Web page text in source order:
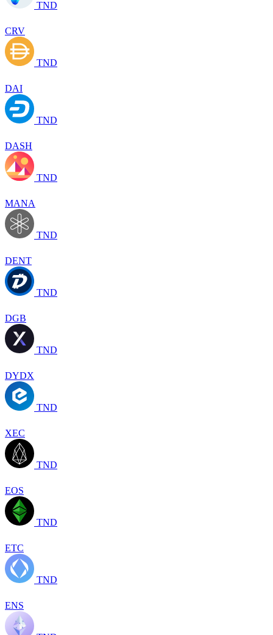
TND
CRV
TND
DAI
TND
DASH
TND
MANA
TND
DENT
TND
DGB
TND
DYDX
TND
XEC
TND
EOS
TND
ETC
TND
ENS